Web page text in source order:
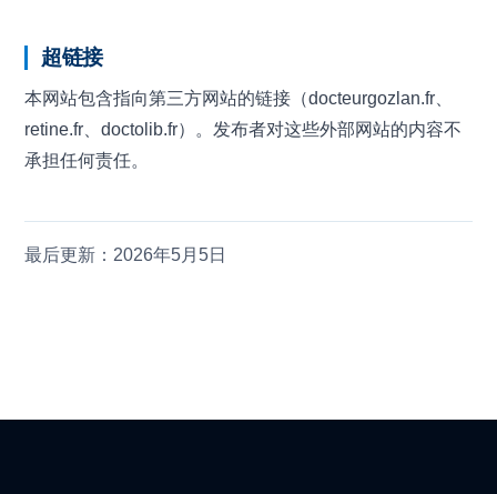
超链接
本网站包含指向第三方网站的链接（docteurgozlan.fr、
retine.fr、doctolib.fr）。发布者对这些外部网站的内容不
承担任何责任。
最后更新：2026年5月5日